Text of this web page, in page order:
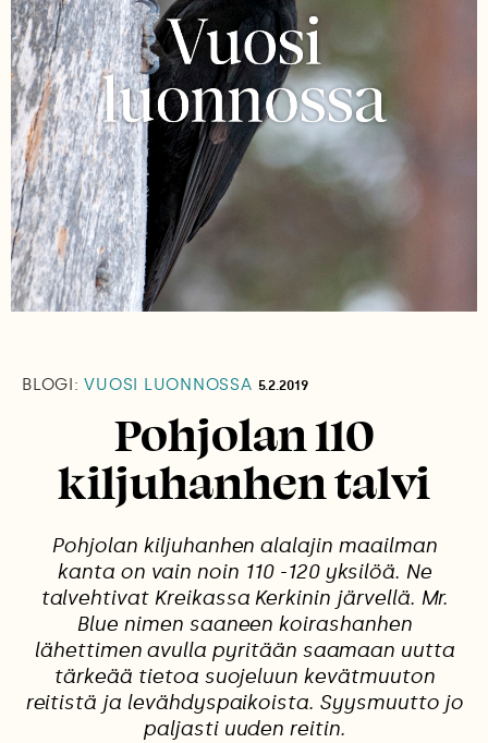
BLOGI: VUOSI LUONNOSSA 5.2.2019
Pohjolan 110
kiljuhanhen talvi
Pohjolan kiljuhanhen alalajin maailman
kanta on vain noin 110 -120 yksilöä. Ne
talvehtivat Kreikassa Kerkinin järvellä. Mr.
Blue nimen saaneen koirashanhen
lähettimen avulla pyritään saamaan uutta
tärkeää tietoa suojeluun kevätmuuton
reitistä ja levähdyspaikoista. Syysmuutto jo
paljasti uuden reitin.